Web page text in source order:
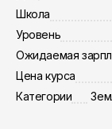
Школа
Уровень
Ожидаемая
Цена курса
Категории